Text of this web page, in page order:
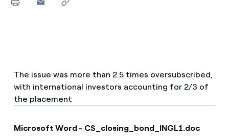
The issue was more than 2.5 times oversubscribed,
with international investors accounting for 2/3 of
the placement
Microsoft Word - CS_closing_bond_INGL1.doc